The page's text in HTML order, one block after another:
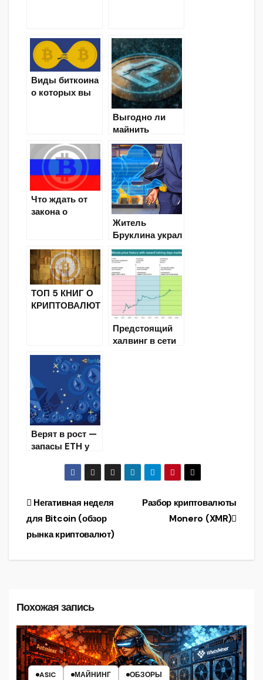
Виды биткоина
о которых вы
Выгодно ли
майнить
Litecoin после
халвинга?
Что ждать от
закона о
Житель
Бруклина украл
$1 млн в
криптовалюте с
помощью SIM-
ТОП 5 КНИГ О
КРИПТОВАЛЮТ
Предстоящий
халвинг в сети
Верят в рост —
запасы ETH у
приблизились к
рекордным
Навигация
по
записям
Разбор криптовалюты
Monero (XMR)
Негативная неделя
для Bitcoin (обзор
рынка криптовалют)
Похожая запись
ASIC МАЙНИНГ ОБЗОРЫ